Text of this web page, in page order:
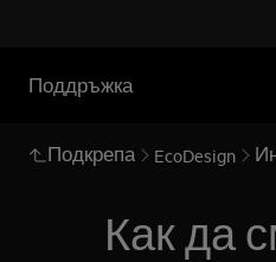
Поддръжка
Подкрепа EcoDesign
Как да